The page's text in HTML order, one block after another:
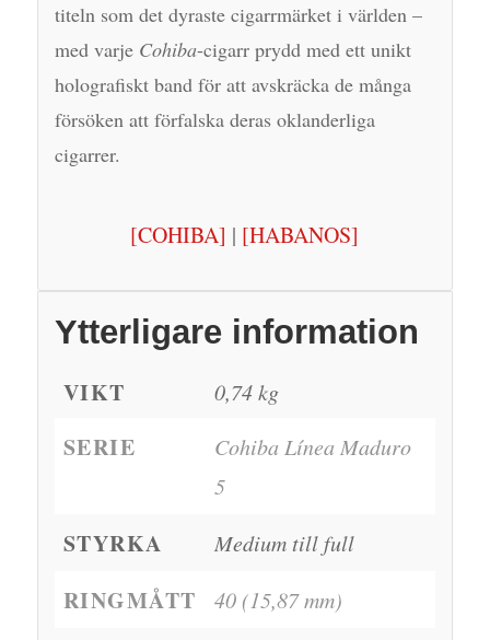
titeln som det dyraste cigarrmärket i världen –
med varje Cohiba-cigarr prydd med ett unikt
holografiskt band för att avskräcka de många
försöken att förfalska deras oklanderliga
cigarrer.
[COHIBA] | [HABANOS]
Ytterligare information
VIKT 0,74 kg
SERIE
Cohiba Línea Maduro
5
STYRKA Medium till full
RINGMÅTT 40 (15,87 mm)